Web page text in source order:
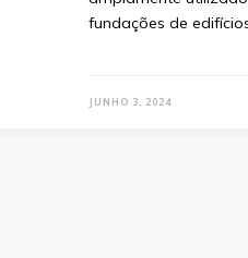
fundações de
JUNHO 3, 2024